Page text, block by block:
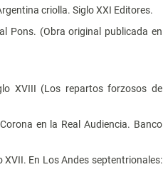
criolla. Siglo XXI Editores.
Pons. (Obra original publicada en
XVIII (Los repartos forzosos de
en la Real Audiencia. Banco
XVII. En Los Andes septentrionales: